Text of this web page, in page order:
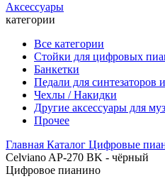
Аксессуары
категории
Все категории
Стойки для цифровых
Банкетки
Педали для
Чехлы / Накидки
Другие аксессуары для
Прочее
Главная Каталог Цифровые
Celviano AP-270 BK - чёрный
Цифровое пианино